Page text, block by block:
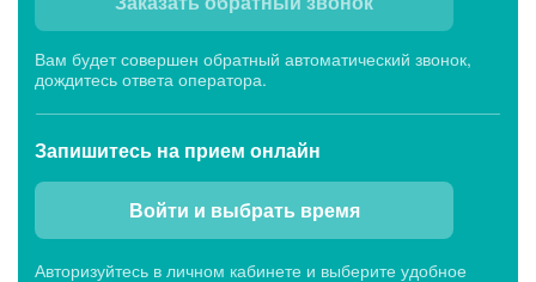
Вам будет совершен обратный автоматический звонок,
дождитесь ответа оператора.
Запишитесь на прием онлайн
Войти и выбрать время
Авторизуйтесь в личном кабинете и выберите удобное